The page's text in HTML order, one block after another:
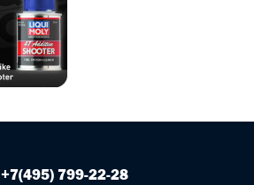
+7(495) 799-22-28